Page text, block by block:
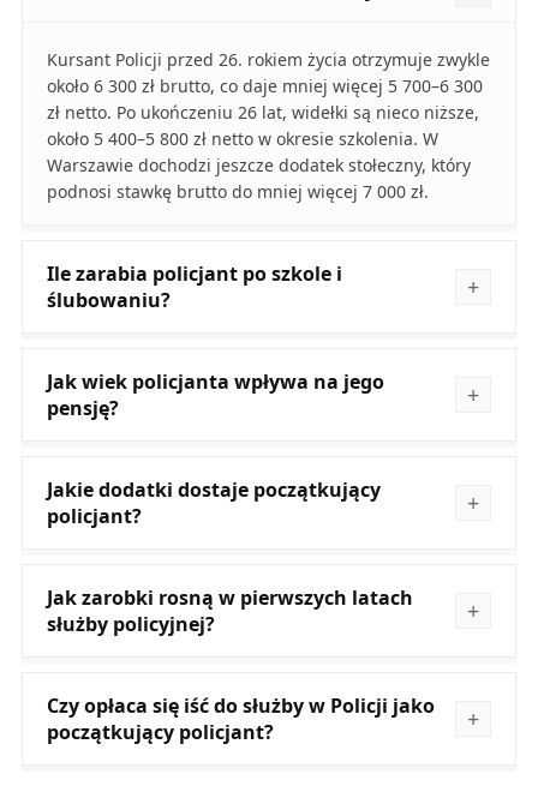
Kursant Policji przed 26. rokiem życia otrzymuje zwykle
około 6 300 zł brutto, co daje mniej więcej 5 700–6 300
zł netto. Po ukończeniu 26 lat, widełki są nieco niższe,
około 5 400–5 800 zł netto w okresie szkolenia. W
Warszawie dochodzi jeszcze dodatek stołeczny, który
podnosi stawkę brutto do mniej więcej 7 000 zł.
Ile zarabia policjant po szkole i
ślubowaniu?
Jak wiek policjanta wpływa na jego
pensję?
Jakie dodatki dostaje początkujący
policjant?
Jak zarobki rosną w pierwszych latach
służby policyjnej?
Czy opłaca się iść do służby w Policji jako
początkujący policjant?